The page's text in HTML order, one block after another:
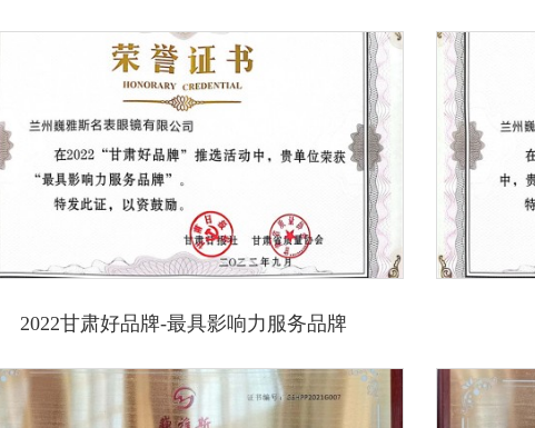
2022甘肃好品牌-最具影响力服务品牌